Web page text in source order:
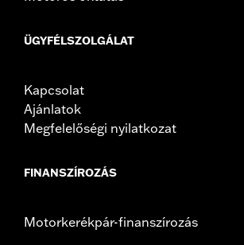
ÜGYFÉLSZOLGÁLAT
Kapcsolat
Ajánlatok
Megfelelőségi nyilatkozat
FINANSZÍROZÁS
Motorkerékpár-finanszírozás